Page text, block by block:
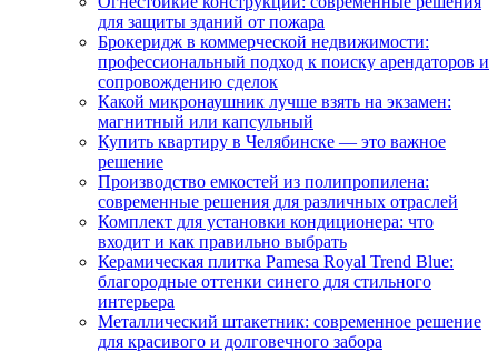
для защиты зданий от пожара
Брокеридж в коммерческой недвижимости:
профессиональный подход к поиску арендаторов и
сопровождению сделок
Какой микронаушник лучше взять на экзамен:
магнитный или капсульный
Купить квартиру в Челябинске — это важное
решение
Производство емкостей из полипропилена:
современные решения для различных отраслей
Комплект для установки кондиционера: что
входит и как правильно выбрать
Керамическая плитка Pamesa Royal Trend Blue:
благородные оттенки синего для стильного
интерьера
Металлический штакетник: современное решение
для красивого и долговечного забора